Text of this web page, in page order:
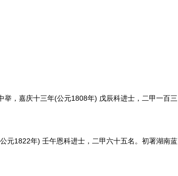
，嘉庆十三年(公元1808年) 戊辰科进士，二甲一百三
1822年) 壬午恩科进士，二甲六十五名。初署湖南蓝